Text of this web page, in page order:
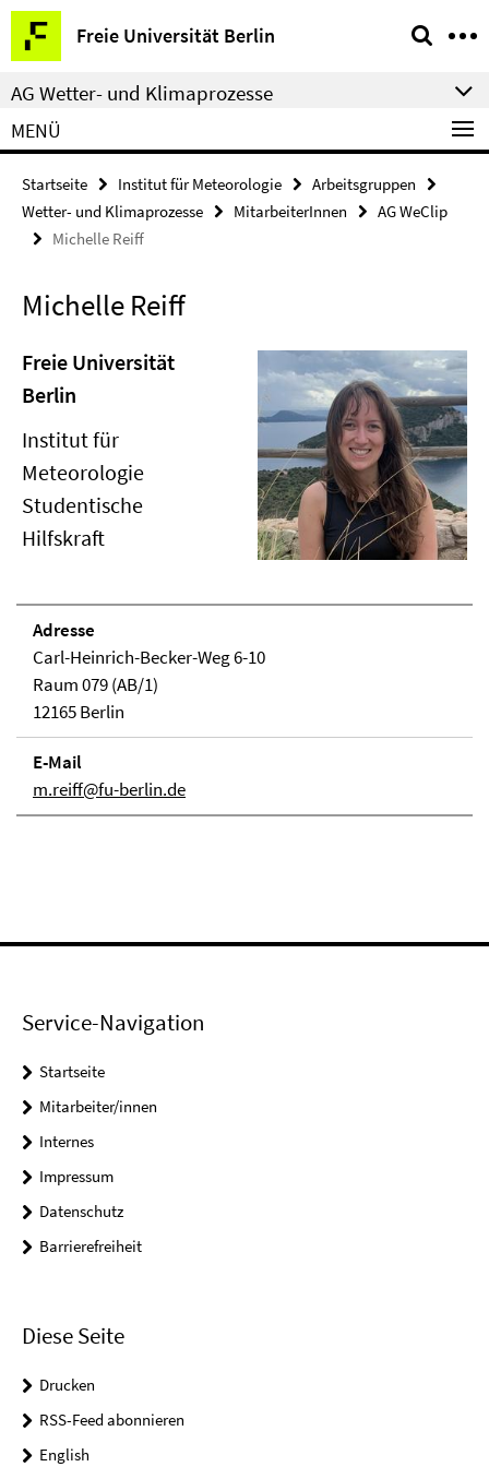
Springe
direkt
zu
Inhalt
Freie Universität Berlin
Service-
Navigation
AG Wetter- und Klimaprozesse
MENÜ
Startseite Institut für Meteorologie
Arbeitsgruppen
Wetter- und Klimaprozesse
MitarbeiterInnen
AG WeClip
Michelle Reiff
Michelle Reiff
Freie Universität
Berlin
Institut für
Meteorologie
Studentische
Hilfskraft
Adresse
Carl-Heinrich-Becker-Weg 6-10
Raum 079 (AB/1)
12165 Berlin
E-Mail
m.reiff@fu-berlin.de
Service-Navigation
Startseite
Mitarbeiter/innen
Internes
Impressum
Datenschutz
Barrierefreiheit
Diese Seite
Drucken
RSS-Feed abonnieren
English